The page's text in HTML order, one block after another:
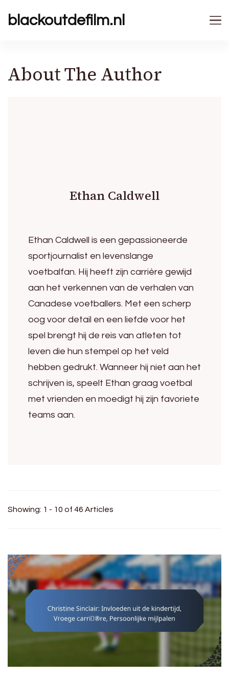
blackoutdefilm.nl
About The Author
Ethan Caldwell
Ethan Caldwell is een gepassioneerde
sportjournalist en levenslange
voetbalfan. Hij heeft zijn carrière gewijd
aan het verkennen van de verhalen van
Canadese voetballers. Met een scherp
oog voor detail en een liefde voor het
spel brengt hij de reis van atleten tot
leven die hun stempel op het veld
hebben gedrukt. Wanneer hij niet aan het
schrijven is, speelt Ethan graag voetbal
met vrienden en moedigt hij zijn favoriete
teams aan.
Showing: 1 - 10 of 46 Articles